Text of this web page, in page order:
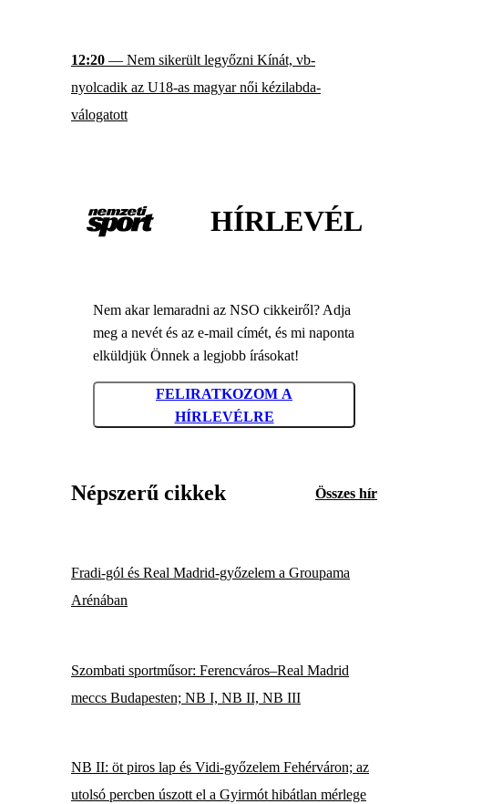
12:20 — Nem sikerült legyőzni Kínát, vb-
nyolcadik az U18-as magyar női kézilabda-
válogatott
HÍRLEVÉL
Nem akar lemaradni az NSO cikkeiről? Adja
meg a nevét és az e-mail címét, és mi naponta
elküldjük Önnek a legjobb írásokat!
FELIRATKOZOM A
HÍRLEVÉLRE
Népszerű cikkek Összes hír
Fradi-gól és Real Madrid-győzelem a Groupama
Arénában
Szombati sportműsor: Ferencváros–Real Madrid
meccs Budapesten; NB I, NB II, NB III
NB II: öt piros lap és Vidi-győzelem Fehérváron; az
utolsó percben úszott el a Gyirmót hibátlan mérlege